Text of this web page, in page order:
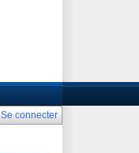
Se connecter